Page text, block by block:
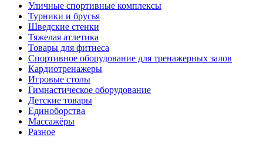
Уличные спортивные комплексы
Турники и брусья
Шведские стенки
Тяжелая атлетика
Товары для фитнеса
Спортивное оборудование для тренажерных залов
Кардиотренажеры
Игровые столы
Гимнастическое оборудование
Детские товары
Единоборства
Массажёры
Разное